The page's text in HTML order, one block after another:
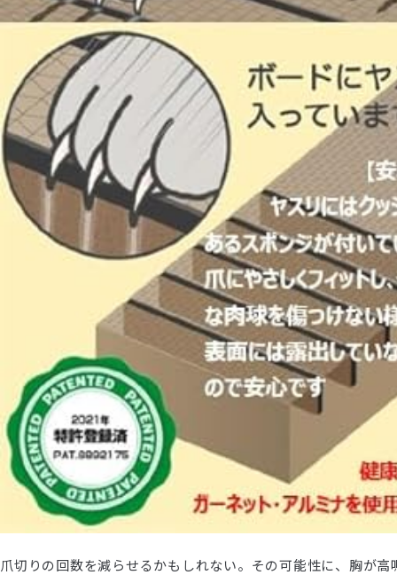
爪切りの回数を減らせるかもしれない。その可能性に、胸が